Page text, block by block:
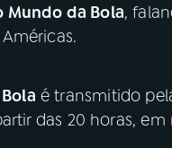
Mundo da Bola,
é transmitido
das 20 horas,